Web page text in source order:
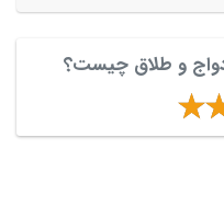
و طلاق چیست؟